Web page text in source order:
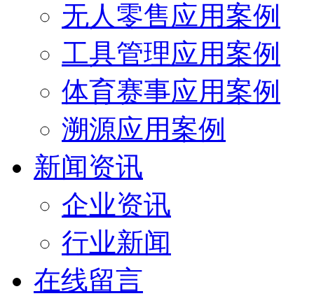
无人零售应用案例
工具管理应用案例
体育赛事应用案例
溯源应用案例
新闻资讯
企业资讯
行业新闻
在线留言